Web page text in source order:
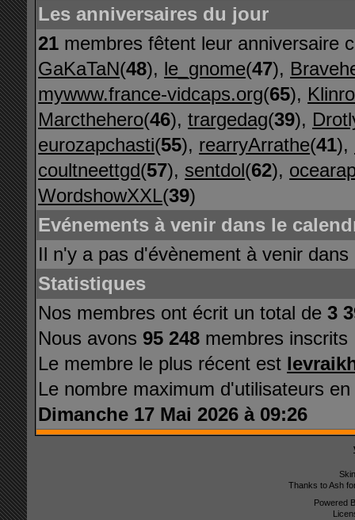
Les anniversaires du jour
21 membres fêtent leur anniversaire
GaKaTaN(48), le_gnome(47),
mywww.france-vidcaps.org(65),
Marcthehero(46),trargedag(39),
eurozapchasti(55), rearryArrathe(41),
coultneettgd(57), sentdol(62),
WordshowXXL(39)
Evénements à venir dans le
Il n'y a pas d'évènement à venir dans
Statistiques
Nos membres ont écrit un total de3
Nous avons 95 248 membres inscrits
Le membre le plus récent est
Le nombre maximum d'utilisateurs
Dimanche 17 Mai 2026 à 09:26
Thanks to Ash
Powered